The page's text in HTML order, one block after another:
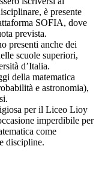
è presente
SOFIA, dove
prevista.
presenti anche dei
scuole superiori,
d’Italia.
della matematica
e astronomia),
per il Liceo Lioy
imperdibile per
come
discipline.